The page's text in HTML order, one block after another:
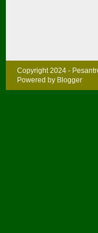
Copyright 2024 -
Powered by Blogger